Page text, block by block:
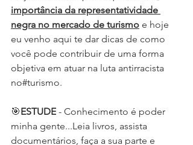
importância da representatividade
negra no mercado de turismo e hoje
eu venho aqui te dar dicas de como
você pode contribuir de uma forma
objetiva em atuar na luta antirracista
no#turismo.
🎯ESTUDE - Conhecimento é poder
minha gente...Leia livros, assista
documentários, faça a sua parte e